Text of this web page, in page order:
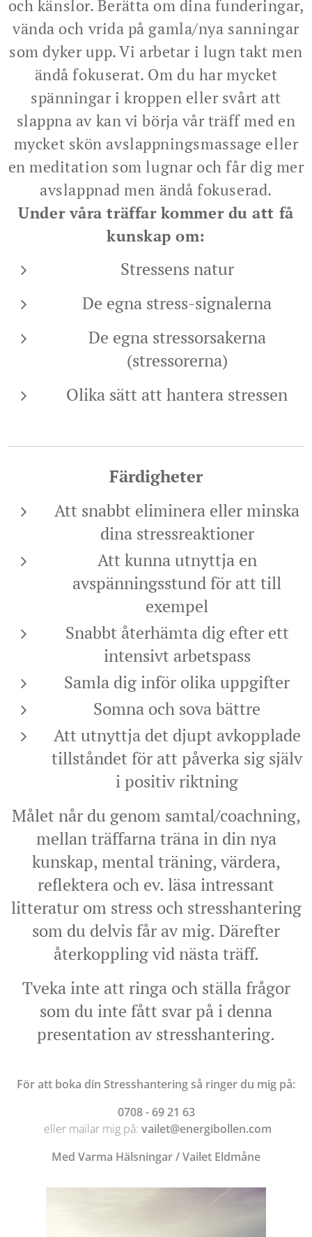
och känslor. Berätta om dina funderingar,
vända och vrida på gamla/nya sanningar
som dyker upp. Vi arbetar i lugn takt men
ändå fokuserat. Om du har mycket
spänningar i kroppen eller svårt att
slappna av kan vi börja vår träff med en
mycket skön avslappningsmassage eller
en meditation som lugnar och får dig mer
avslappnad men ändå fokuserad.
Under våra träffar kommer du att få
kunskap om:
Stressens natur
De egna stress-signalerna
De egna stressorsakerna
(stressorerna)
Olika sätt att hantera stressen
Färdigheter
Att snabbt eliminera eller minska
dina stressreaktioner
Att kunna utnyttja en
avspänningsstund för att till
exempel
Snabbt återhämta dig efter ett
intensivt arbetspass
Samla dig inför olika uppgifter
Somna och sova bättre
Att utnyttja det djupt avkopplade
tillståndet för att påverka sig själv
i positiv riktning
Målet når du genom samtal/coachning,
mellan träffarna träna in din nya
kunskap, mental träning, värdera,
reflektera och ev. läsa intressant
litteratur om stress och stresshantering
som du delvis får av mig. Därefter
återkoppling vid nästa träff.
Tveka inte att ringa och ställa frågor
som du inte fått svar på i denna
presentation av stresshantering.
För att boka din Stresshantering så ringer du mig på:
0708 - 69 21 63
eller mailar mig på: vailet@energibollen.com
Med Varma Hälsningar / Vailet Eldmåne